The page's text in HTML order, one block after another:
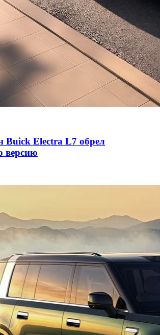
Buick Electra L7 обрел
версию